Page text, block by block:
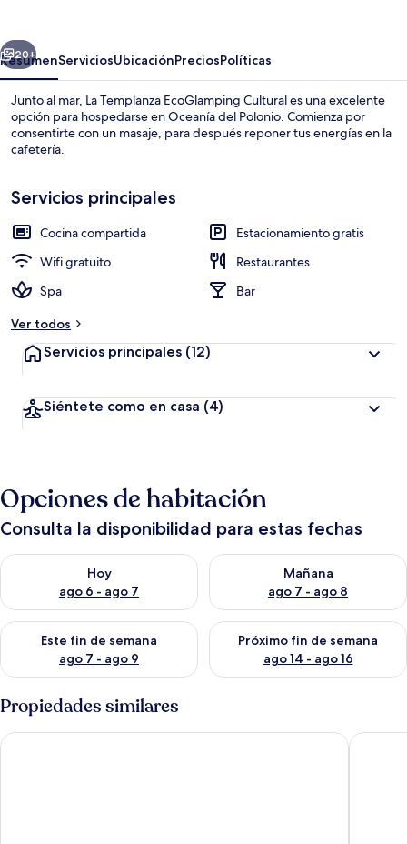
1 habitación, espacio para trabajar
Siguiente
20+
ResumenServiciosUbicaciónPreciosPolíticas
Junto al mar, La Templanza EcoGlamping Cultural es una excelente
opción para hospedarse en Oceanía del Polonio. Comienza por
consentirte con un masaje, para después reponer tus energías en la
cafetería.
Servicios principales
Cocina compartida
Estacionamiento gratis
Wifi gratuito
Restaurantes
Spa
Bar
Ver todos
Servicios principales (12)
Siéntete como en casa (4)
Opciones de habitación
Consulta la disponibilidad para estas fechas
Hoy
ago 6 - ago 7
Consulta la disponibilidad para hoy ago 6 - ago 7
Mañana
ago 7 - ago 8
Consulta la disponibilidad
Este fin de semana
ago 7 - ago 9
Consulta la disponibilidad para este fin de semana ago 7 -
Próximo fin de semana
ago 14 - ago 16
Consulta la disponibilidad
Propiedades similares
Posada Buscavida Hotel La